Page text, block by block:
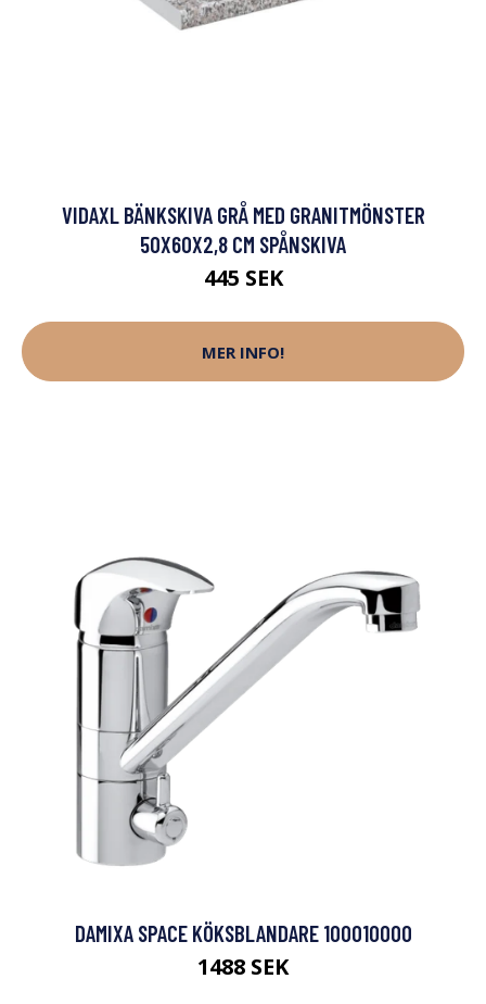
VIDAXL BÄNKSKIVA GRÅ MED GRANITMÖNSTER
50X60X2,8 CM SPÅNSKIVA
445 SEK
MER INFO!
DAMIXA SPACE KÖKSBLANDARE 100010000
1488 SEK